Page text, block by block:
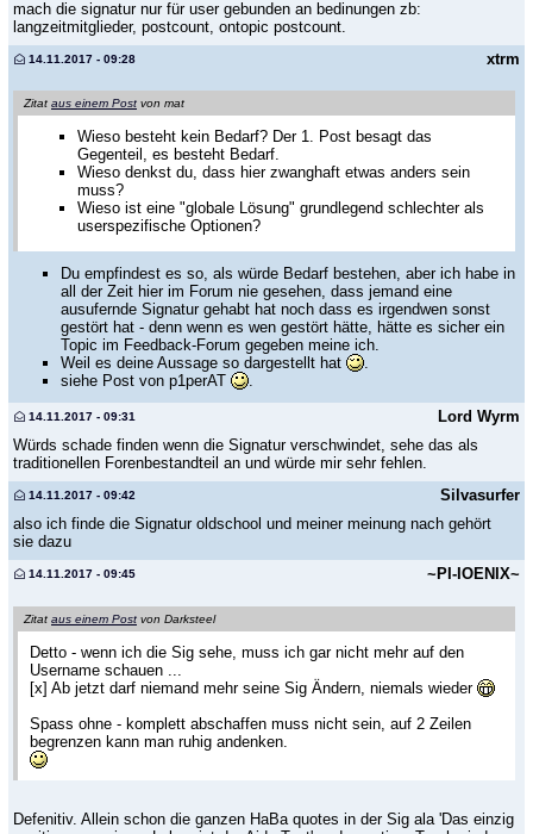
mach die signatur nur für user gebunden an bedinungen zb:
langzeitmitglieder, postcount, ontopic postcount.
xtrm
14.11.2017 - 09:28
Zitat aus einem Post von mat
Wieso besteht kein Bedarf? Der 1. Post besagt das
Gegenteil, es besteht Bedarf.
Wieso denkst du, dass hier zwanghaft etwas anders sein
muss?
Wieso ist eine "globale Lösung" grundlegend schlechter als
userspezifische Optionen?
Du empfindest es so, als würde Bedarf bestehen, aber ich habe in
all der Zeit hier im Forum nie gesehen, dass jemand eine
ausufernde Signatur gehabt hat noch dass es irgendwen sonst
gestört hat - denn wenn es wen gestört hätte, hätte es sicher ein
Topic im Feedback-Forum gegeben meine ich.
Weil es deine Aussage so dargestellt hat
siehe Post von p1perAT
Lord Wyrm
14.11.2017 - 09:31
Würds schade finden wenn die Signatur verschwindet, sehe das als
traditionellen Forenbestandteil an und würde mir sehr fehlen.
Silvasurfer
14.11.2017 - 09:42
also ich finde die Signatur oldschool und meiner meinung nach gehört
sie dazu
~PI-IOENIX~
14.11.2017 - 09:45
Zitat aus einem Post von Darksteel
Detto - wenn ich die Sig sehe, muss ich gar nicht mehr auf den
Username schauen ...
[x] Ab jetzt darf niemand mehr seine Sig Ändern, niemals wieder
Spass ohne - komplett abschaffen muss nicht sein, auf 2 Zeilen
begrenzen kann man ruhig andenken.
Defenitiv. Allein schon die ganzen HaBa quotes in der Sig ala 'Das einzig